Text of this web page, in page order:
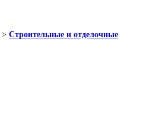
> Строительные и отделочные